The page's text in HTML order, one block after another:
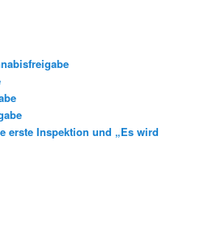
erste Inspektion und „Es wird